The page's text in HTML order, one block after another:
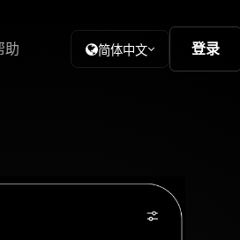
助 简体中文 登录